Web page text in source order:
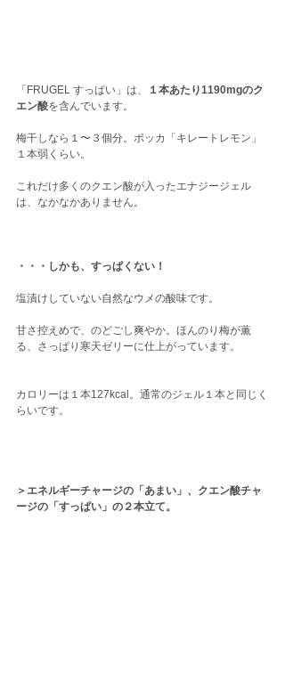
「FRUGEL すっぱい」は、
１本あたり1190mgのク
エン酸を含んでいます。
梅干しなら１〜３個分。ポッカ「キレートレモン」
１本弱くらい。
これだけ多くのクエン酸が入ったエナジージェル
は、なかなかありません。
・・・しかも、すっぱくない！
塩漬けしていない自然なウメの酸味です。
甘さ控えめで、のどごし爽やか。ほんのり梅が薫
る、さっぱり寒天ゼリーに仕上がっています。
カロリーは１本127kcal。通常のジェル１本と同じく
らいです。
＞エネルギーチャージの「あまい」、クエン酸チャ
ージの「すっぱい」の２本立て。